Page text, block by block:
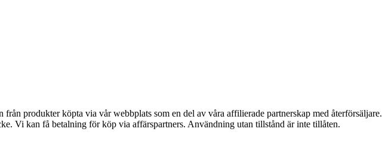
produkter köpta via vår webbplats som en del av våra affilierade partnerskap med återförsäljare.
Vi kan få betalning för köp via affärspartners. Användning utan tillstånd är inte tillåten.